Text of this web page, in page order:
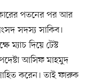
পতনের পর আর
সদস্য সাকিব।
ম্যাচ দিয়ে টেস্ট
আসিফ মাহমুদ
করেন। তাই ফারুক